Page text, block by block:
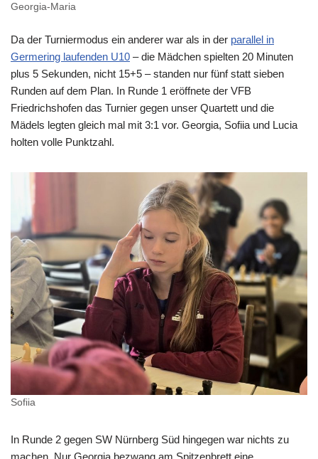
Georgia-Maria
Da der Turniermodus ein anderer war als in der parallel in
Germering laufenden U10 – die Mädchen spielten 20 Minuten
plus 5 Sekunden, nicht 15+5 – standen nur fünf statt sieben
Runden auf dem Plan. In Runde 1 eröffnete der VFB
Friedrichshofen das Turnier gegen unser Quartett und die
Mädels legten gleich mal mit 3:1 vor. Georgia, Sofiia und Lucia
holten volle Punktzahl.
Sofiia
In Runde 2 gegen SW Nürnberg Süd hingegen war nichts zu